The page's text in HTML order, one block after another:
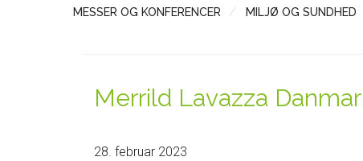
MESSER OG KONFERENCER
MILJØ OG SUNDHED
Merrild Lavazza
28. februar 2023